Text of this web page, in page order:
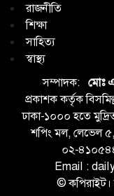
রাজনীতি
শিক্ষা
সাহিত্য
স্বাস্থ্য
সম্পাদক: মোঃ
প্রকাশক কর্তৃক
ঢাকা-১০০০ হতে
শপিং মল, লেভেল
০২-
Email :
© কপিরাইট।